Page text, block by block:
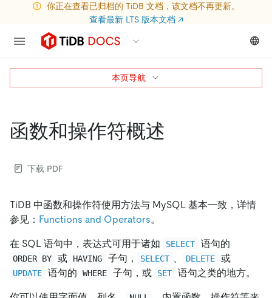
你正在查看已归档的 TiDB 文档，该文档不再更新。
查看最新 LTS 版本文档 ↗
函数和操作符概述
下载 PDF
TiDB 中函数和操作符使用方法与 MySQL 基本一致，详情
参见： Functions and Operators。
在 SQL 语句中，表达式可用于诸如 SELECT 语句的
ORDER BY 或 HAVING 子句， SELECT DELETE 或
UPDATE 语句的 WHERE 子句，或 SET 语句之类的地方。
本页导航